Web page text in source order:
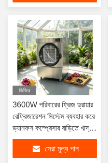
ভিডিও
3600W পরিবারের ফ্রিজ ড্রায়ার
রেফ্রিজারেশন সিস্টেম ব্যবহার করে
ড্যানফস কম্প্রেসার বাড়িতে খাদ্য
এবং পুষ্টির মান সংরক্ষণের জন্য
উপযুক্ত
সেরা মূল্য পান